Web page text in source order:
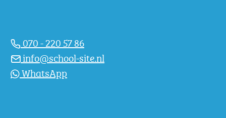
070 - 220 57 86
info@school-site.nl
WhatsApp